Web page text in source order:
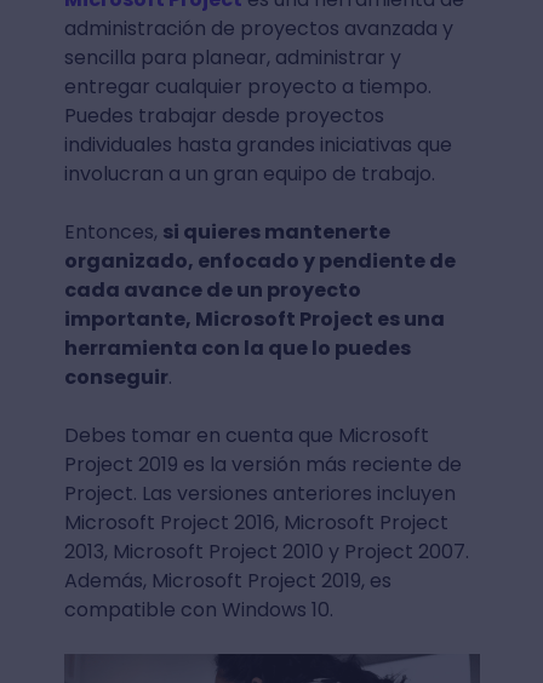
administración de proyectos avanzada y
sencilla para planear, administrar y
entregar cualquier proyecto a tiempo.
Puedes trabajar desde proyectos
individuales hasta grandes iniciativas que
involucran a un gran equipo de trabajo.
Entonces, si quieres mantenerte
organizado, enfocado y pendiente de
cada avance de un proyecto
importante, Microsoft Project es una
herramienta con la que lo puedes
conseguir.
Debes tomar en cuenta que Microsoft
Project 2019 es la versión más reciente de
Project. Las versiones anteriores incluyen
Microsoft Project 2016, Microsoft Project
2013, Microsoft Project 2010 y Project 2007.
Además, Microsoft Project 2019, es
compatible con Windows 10.